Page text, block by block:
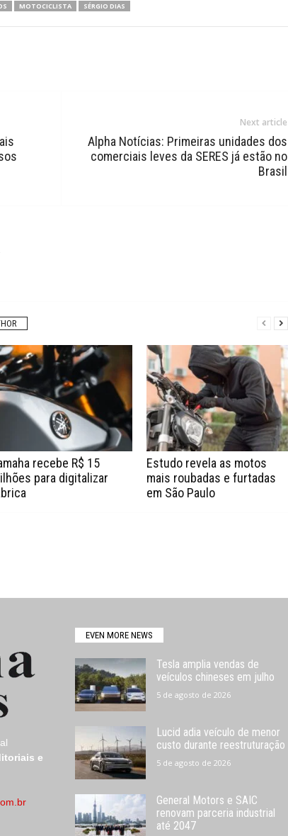
MOTOCICLISTA SÉRGIO DIAS
Next article
Alpha Notícias: Primeiras unidades dos
comerciais leves da SERES já estão no
Brasil
recebe R$ 15
para digitalizar
Estudo revela as motos
mais roubadas e furtadas
em São Paulo
e
EVEN MORE NEWS
Tesla amplia vendas de
veículos chineses em julho
5 de agosto de 2026
Lucid adia veículo de menor
custo durante reestruturação
5 de agosto de 2026
General Motors e SAIC
renovam parceria industrial
até 2047